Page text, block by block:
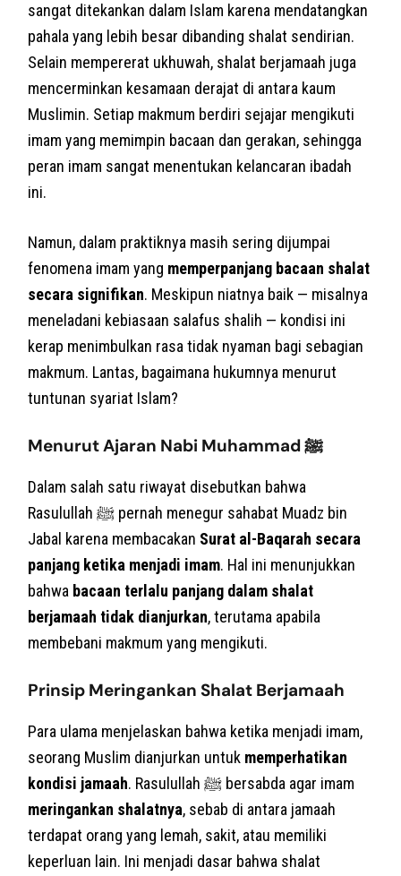
sangat ditekankan dalam Islam karena mendatangkan
pahala yang lebih besar dibanding shalat sendirian.
Selain mempererat ukhuwah, shalat berjamaah juga
mencerminkan kesamaan derajat di antara kaum
Muslimin. Setiap makmum berdiri sejajar mengikuti
imam yang memimpin bacaan dan gerakan, sehingga
peran imam sangat menentukan kelancaran ibadah
ini.
Namun, dalam praktiknya masih sering dijumpai
fenomena imam yang memperpanjang bacaan shalat
secara signifikan. Meskipun niatnya baik — misalnya
meneladani kebiasaan salafus shalih — kondisi ini
kerap menimbulkan rasa tidak nyaman bagi sebagian
makmum. Lantas, bagaimana hukumnya menurut
tuntunan syariat Islam?
Menurut Ajaran Nabi Muhammad ﷺ
Dalam salah satu riwayat disebutkan bahwa
Rasulullah ﷺ pernah menegur sahabat Muadz bin
Jabal karena membacakan Surat al-Baqarah secara
panjang ketika menjadi imam. Hal ini menunjukkan
bahwa bacaan terlalu panjang dalam shalat
berjamaah tidak dianjurkan, terutama apabila
membebani makmum yang mengikuti.
Prinsip Meringankan Shalat Berjamaah
Para ulama menjelaskan bahwa ketika menjadi imam,
seorang Muslim dianjurkan untuk memperhatikan
kondisi jamaah
. Rasulullah ﷺ bersabda agar imam
meringankan shalatnya, sebab di antara jamaah
terdapat orang yang lemah, sakit, atau memiliki
keperluan lain. Ini menjadi dasar bahwa shalat